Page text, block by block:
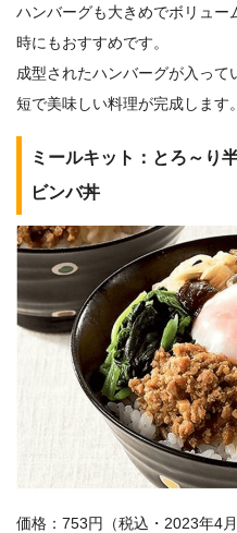
ハンバーグも大きめでボリュ
時にもおすすめです。
成型されたハンバーグが入っ
短で美味しい料理が完成します。
ミールキット：とろ～り
ビンバ丼
価格：753円（税込・2023年4月